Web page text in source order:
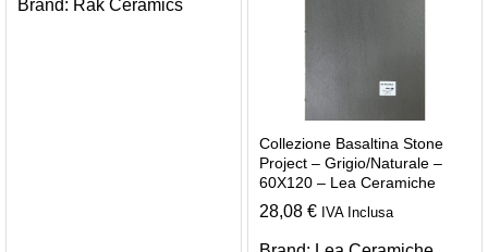
Brand: Rak Ceramics
Collezione Basaltina Stone
Project – Grigio/Naturale –
60X120 – Lea Ceramiche
28,08 € IVA Inclusa